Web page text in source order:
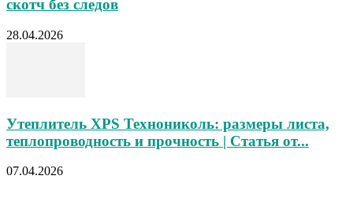
скотч без следов
28.04.2026
Утеплитель XPS Технониколь: размеры листа,
теплопроводность и прочность | Статья от...
07.04.2026